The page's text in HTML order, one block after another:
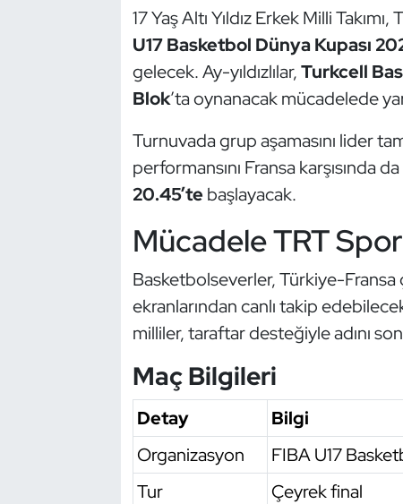
17 Yaş Altı Yıldız Erkek Milli
U17 Basketbol Dünya Kupası
gelecek. Ay-yıldızlılar,Turkcell
Blok’ta oynanacak mücadelede
Turnuvada grup aşamasını lider
performansını Fransa karşısında
20.45’te başlayacak.
Mücadele TRT Spor
Basketbolseverler, Türkiye-Fransa
ekranlarından canlı takip
milliler, taraftar desteğiyle adını
Maç Bilgileri
Detay
Bilgi
Organizasyon
FIBA U17
Tur
Çeyrek final
Hava Sporları
İşitme Engelli Sporcular
Judo ve Kuraş
Kano ve Rafting